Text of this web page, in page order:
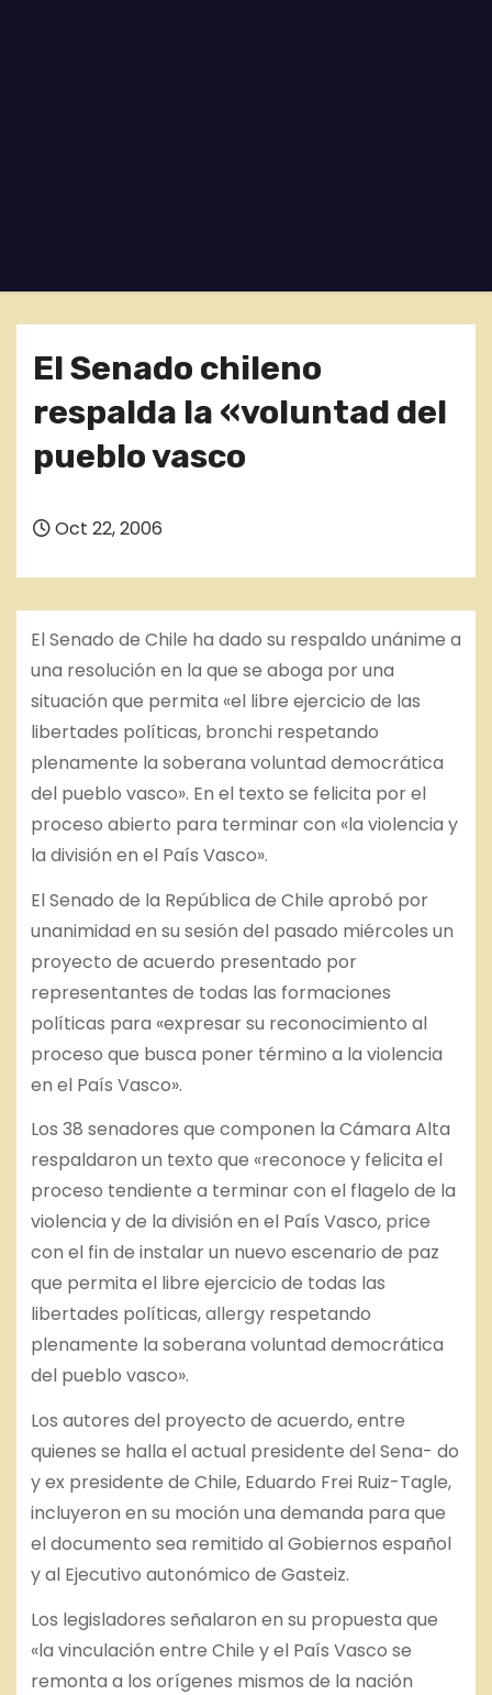
El Senado chileno
respalda la «voluntad del
pueblo vasco
Oct 22, 2006
El Senado de Chile ha dado su respaldo unánime a
una resolución en la que se aboga por una
situación que permita «el libre ejercicio de las
libertades políticas, bronchirespetando
plenamente la soberana voluntad democrática
del pueblo vasco». En el texto se felicita por el
proceso abierto para terminar con «la violencia y
la división en el País Vasco».
El Senado de la República de Chile aprobó por
unanimidad en su sesión del pasado miércoles un
proyecto de acuerdo presentado por
representantes de todas las formaciones
políticas para «expresar su reconocimiento al
proceso que busca poner término a la violencia
en el País Vasco».
Los 38 senadores que componen la Cámara Alta
respaldaron un texto que «reconoce y felicita el
proceso tendiente a terminar con el flagelo de la
violencia y de la división en el País Vasco, price
con el fin de instalar un nuevo escenario de paz
que permita el libre ejercicio de todas las
libertades políticas,allergyrespetando
plenamente la soberana voluntad democrática
del pueblo vasco».
Los autores del proyecto de acuerdo, entre
quienes se halla el actual presidente del Sena- do
y ex presidente de Chile, Eduardo Frei Ruiz-Tagle,
incluyeron en su moción una demanda para que
el documento sea remitido al Gobiernos español
y al Ejecutivo autonómico de Gasteiz.
Los legisladores señalaron en su propuesta que
«la vinculación entre Chile y el País Vasco se
remonta a los orígenes mismos de la nación